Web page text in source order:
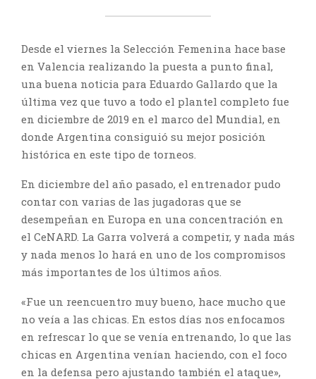
Desde el viernes la Selección Femenina hace base
en Valencia realizando la puesta a punto final,
una buena noticia para Eduardo Gallardo que la
última vez que tuvo a todo el plantel completo fue
en diciembre de 2019 en el marco del Mundial, en
donde Argentina consiguió su mejor posición
histórica en este tipo de torneos.
En diciembre del año pasado, el entrenador pudo
contar con varias de las jugadoras que se
desempeñan en Europa en una concentración en
el CeNARD. La Garra volverá a competir, y nada más
y nada menos lo hará en uno de los compromisos
más importantes de los últimos años.
«Fue un reencuentro muy bueno, hace mucho que
no veía a las chicas. En estos días nos enfocamos
en refrescar lo que se venía entrenando, lo que las
chicas en Argentina venían haciendo, con el foco
en la defensa pero ajustando también el ataque»,